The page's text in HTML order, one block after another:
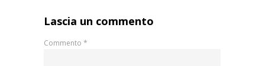
Lascia un commento
Commento *